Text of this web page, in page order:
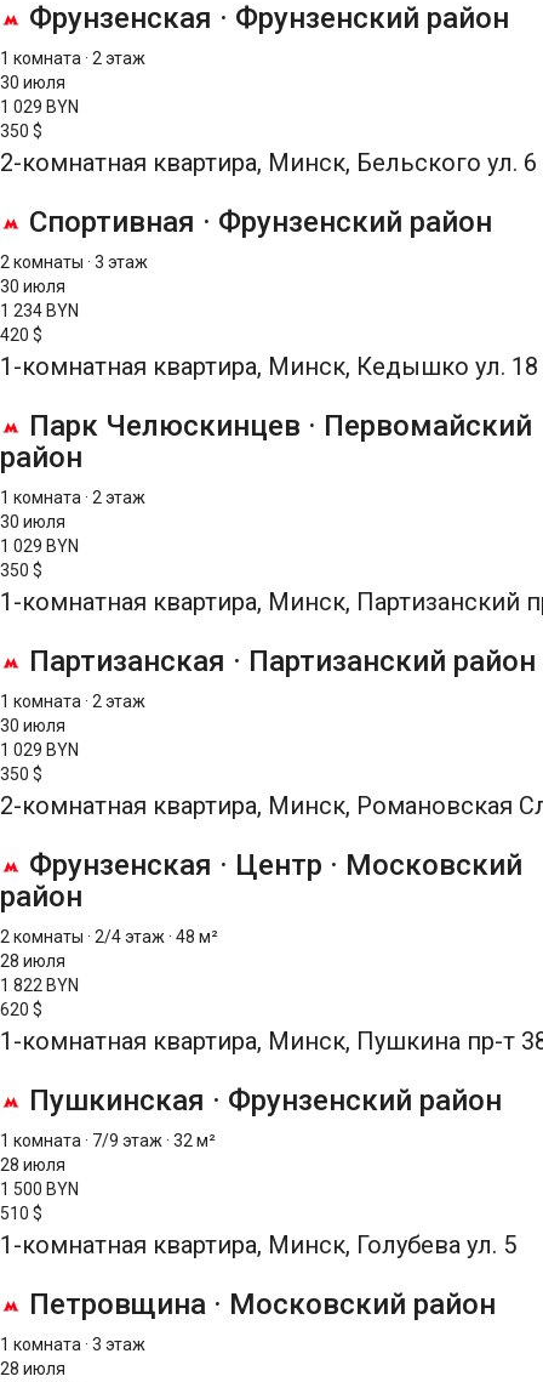
Фрунзенская · Фрунзенский район
1 комната · 2 этаж
30 июля
1 029 BYN
350 $
2-комнатная квартира, Минск, Бельского ул. 6
Спортивная · Фрунзенский район
2 комнаты · 3 этаж
30 июля
1 234 BYN
420 $
1-комнатная квартира, Минск, Кедышко ул. 18
Парк Челюскинцев · Первомайский
район
1 комната · 2 этаж
30 июля
1 029 BYN
350 $
1-комнатная квартира, Минск, Партизанский
Партизанская · Партизанский район
1 комната · 2 этаж
30 июля
1 029 BYN
350 $
2-комнатная квартира, Минск, Романовская
Фрунзенская · Центр · Московский
район
2 комнаты · 2/4 этаж · 48 м²
28 июля
1 822 BYN
620 $
1-комнатная квартира, Минск, Пушкина пр-т
Пушкинская · Фрунзенский район
1 комната · 7/9 этаж · 32 м²
28 июля
1 500 BYN
510 $
1-комнатная квартира, Минск, Голубева ул. 5
Петровщина · Московский район
1 комната · 3 этаж
28 июля